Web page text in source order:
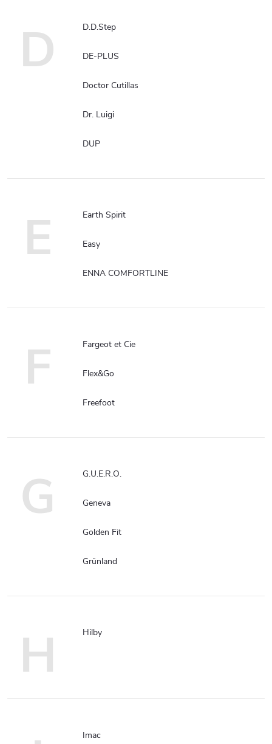
D D.D.Step
DE-PLUS
Doctor Cutillas
Dr. Luigi
DUP
E Earth Spirit
Easy
ENNA COMFORTLINE
F Fargeot et Cie
Flex&Go
Freefoot
G G.U.E.R.O.
Geneva
Golden Fit
Grünland
H Hilby
Imac